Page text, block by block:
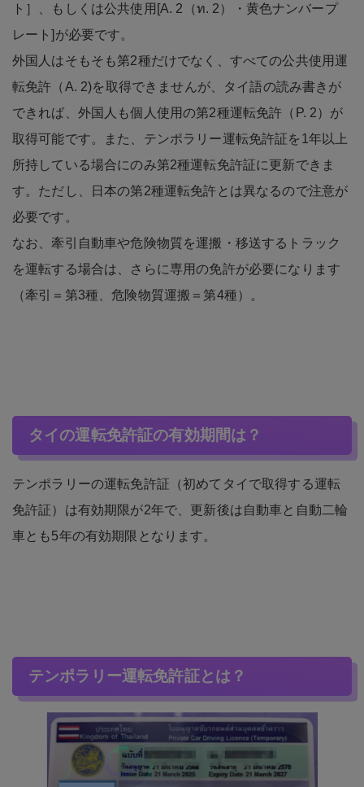
ト］、もしくは公共使用[A. 2（ท. 2）・黄色ナンバープ
レート]が必要です。
外国人はそもそも第2種だけでなく、すべての公共使用運
転免許（A. 2)を取得できませんが、タイ語の読み書きが
できれば、外国人も個人使用の第2種運転免許（P. 2）が
取得可能です。また、テンポラリー運転免許証を1年以上
所持している場合にのみ第2種運転免許証に更新できま
す。ただし、日本の第2種運転免許とは異なるので注意が
必要です。
なお、牽引自動車や危険物質を運搬・移送するトラック
を運転する場合は、さらに専用の免許が必要になります
（牽引＝第3種、危険物質運搬＝第4種）。
タイの運転免許証の有効期間は？
テンポラリーの運転免許証（初めてタイで取得する運転
免許証）は有効期限が2年で、更新後は自動車と自動二輪
車とも5年の有効期限となります。
テンポラリー運転免許証とは？